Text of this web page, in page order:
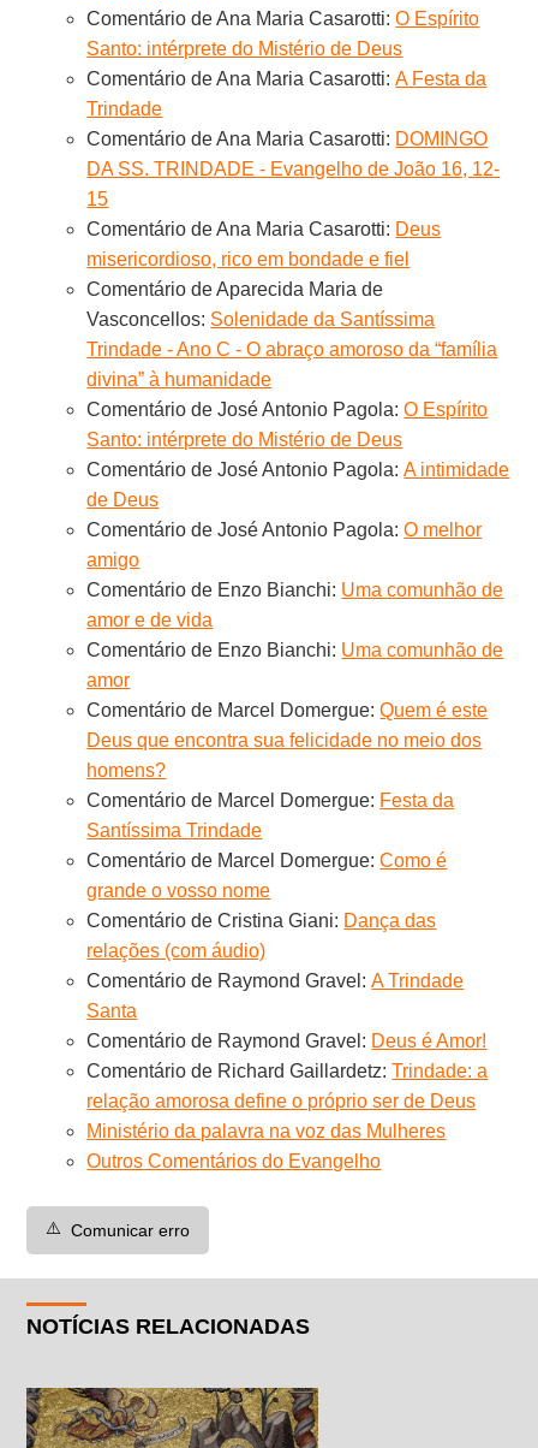
Comentário de Ana Maria Casarotti:O Espírito
Santo: intérprete do Mistério de Deus
Comentário de Ana Maria Casarotti:A Festa da
Trindade
Comentário de Ana Maria Casarotti: DOMINGO
DA SS. TRINDADE - Evangelho de João 16, 12-
15
Comentário de Ana Maria Casarotti: Deus
misericordioso, rico em bondade e fiel
Comentário de Aparecida Maria de
Vasconcellos: Solenidade da Santíssima
Trindade - Ano C - O abraço amoroso da “família
divina” à humanidade
Comentário de José Antonio Pagola:O Espírito
Santo: intérprete do Mistério de Deus
Comentário de José Antonio Pagola:A intimidade
de Deus
Comentário de José Antonio Pagola:O melhor
amigo
Comentário de Enzo Bianchi: Uma comunhão de
amor e de vida
Comentário de Enzo Bianchi: Uma comunhão de
amor
Comentário de Marcel Domergue:Quem é este
Deus que encontra sua felicidade no meio dos
homens?
Comentário de Marcel Domergue: Festa da
Santíssima Trindade
Comentário de Marcel Domergue:Como é
grande o vosso nome
Comentário de Cristina Giani: Dança das
relações (com áudio)
Comentário de Raymond Gravel:A Trindade
Santa
Comentário de Raymond Gravel: Deus é Amor!
Comentário de Richard Gaillardetz:Trindade: a
relação amorosa define o próprio ser de Deus
Ministério da palavra na voz das Mulheres
Outros Comentários do Evangelho
⚠️ Comunicar erro
NOTÍCIAS RELACIONADAS